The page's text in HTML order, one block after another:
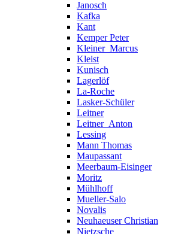
Janosch
Kafka
Kant
Kemper Peter
Kleiner_Marcus
Kleist
Kunisch
Lagerlöf
La-Roche
Lasker-Schüler
Leitner
Leitner_Anton
Lessing
Mann Thomas
Maupassant
Meerbaum-Eisinger
Moritz
Mühlhoff
Mueller-Salo
Novalis
Neuhaeuser Christian
Nietzsche